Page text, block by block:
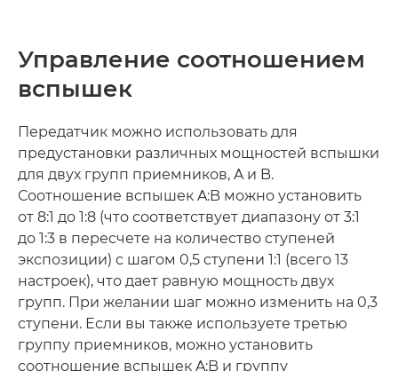
Управление соотношением
вспышек
Передатчик можно использовать для
предустановки различных мощностей вспышки
для двух групп приемников, A и B.
Соотношение вспышек A:B можно установить
от 8:1 до 1:8 (что соответствует диапазону от 3:1
до 1:3 в пересчете на количество ступеней
экспозиции) с шагом 0,5 ступени 1:1 (всего 13
настроек), что дает равную мощность двух
групп. При желании шаг можно изменить на 0,3
ступени. Если вы также используете третью
группу приемников, можно установить
соотношение вспышек A:B и группу